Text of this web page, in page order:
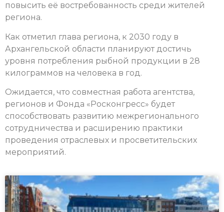
повысить её востребованность среди жителей
региона.
Как отметил глава региона, к 2030 году в
Архангельской области планируют достичь
уровня потребления рыбной продукции в 28
килограммов на человека в год.
Ожидается, что совместная работа агентства,
регионов и Фонда «Росконгресс» будет
способствовать развитию межрегионального
сотрудничества и расширению практики
проведения отраслевых и просветительских
мероприятий.